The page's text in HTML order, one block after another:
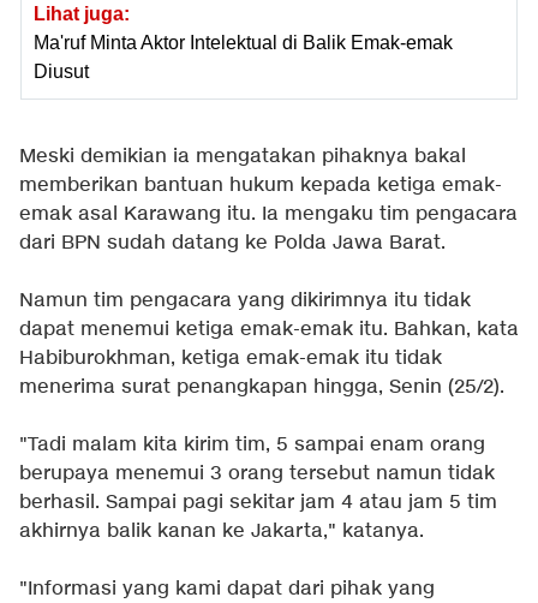
Lihat juga:
Ma'ruf Minta Aktor Intelektual di Balik Emak-emak
Diusut
Meski demikian ia mengatakan pihaknya bakal
memberikan bantuan hukum kepada ketiga emak-
emak asal Karawang itu. Ia mengaku tim pengacara
dari BPN sudah datang ke Polda Jawa Barat.
Namun tim pengacara yang dikirimnya itu tidak
dapat menemui ketiga emak-emak itu. Bahkan, kata
Habiburokhman, ketiga emak-emak itu tidak
menerima surat penangkapan hingga, Senin (25/2).
"Tadi malam kita kirim tim, 5 sampai enam orang
berupaya menemui 3 orang tersebut namun tidak
berhasil. Sampai pagi sekitar jam 4 atau jam 5 tim
akhirnya balik kanan ke Jakarta," katanya.
"Informasi yang kami dapat dari pihak yang